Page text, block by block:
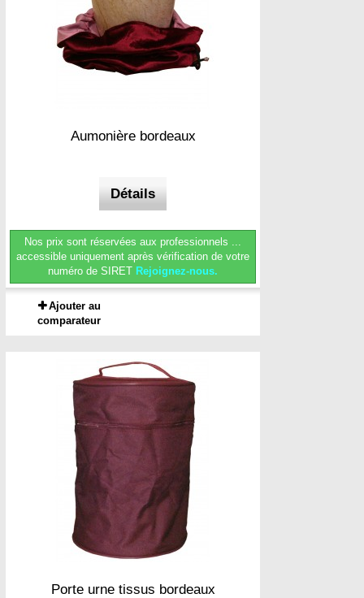
Aumonière bordeaux
Détails
Nos prix sont réservées aux professionnels ...
accessible uniquement après vérification de votre
numéro de SIRET Rejoignez-nous.
Ajouter au
comparateur
Porte urne tissus bordeaux